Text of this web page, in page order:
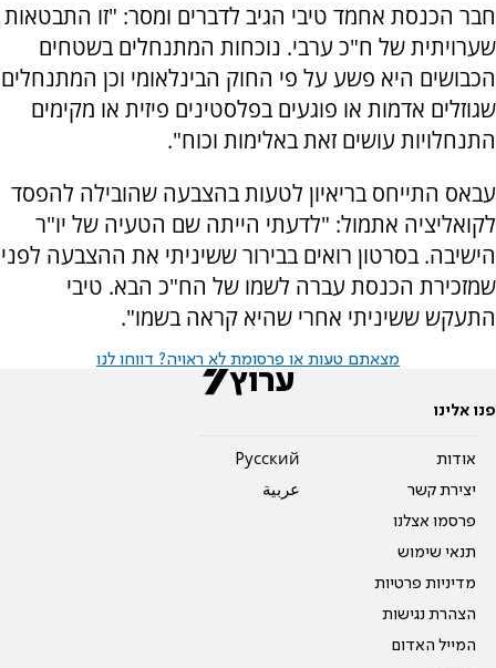
חבר הכנסת אחמד טיבי הגיב לדברים ומסר: "זו התבטאות
שערויתית של ח"כ ערבי. נוכחות המתנחלים בשטחים
הכבושים היא פשע על פי החוק הבינלאומי וכן המתנחלים
שגוזלים אדמות או פוגעים בפלסטינים פיזית או מקימים
התנחלויות עושים זאת באלימות וכוח".
עבאס התייחס בריאיון לטעות בהצבעה שהובילה להפסד
לקואליציה אתמול: "לדעתי הייתה שם הטעיה של יו"ר
הישיבה. בסרטון רואים בבירור ששיניתי את ההצבעה לפני
שמזכירת הכנסת עברה לשמו של הח"כ הבא. טיבי
התעקש ששיניתי אחרי שהיא קראה בשמו".
מצאתם טעות או פרסומת לא ראויה? דווחו לנו
פנו אלינו
אודות
יצירת קשר
פרסמו אצלנו
תנאי שימוש
מדיניות פרטיות
הצהרת נגישות
המייל האדום
Pусский
عربية